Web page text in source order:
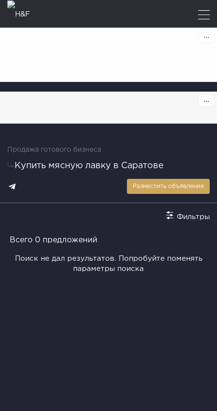
Продажа готового бизнеса
Купить мясную лавку в Саратове
Разместить объявление
Фильтры
Всего 0 предложений
Поиск не дал результатов. Попробуйте поменять
параметры поиска